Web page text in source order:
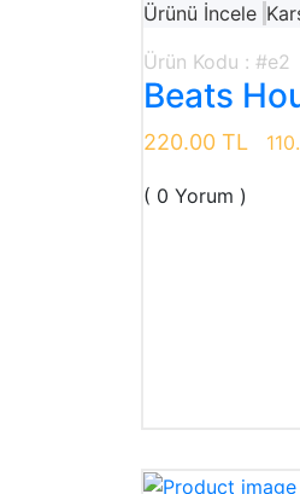
Ürünü İncele
Ürün Kodu : #e2
Beats
220.00 TL
( 0 Yorum )